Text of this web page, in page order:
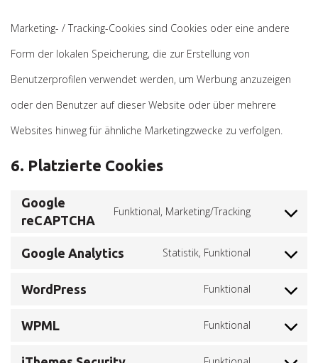
Marketing- / Tracking-Cookies sind Cookies oder eine andere
Form der lokalen Speicherung, die zur Erstellung von
Benutzerprofilen verwendet werden, um Werbung anzuzeigen
oder den Benutzer auf dieser Website oder über mehrere
Websites hinweg für ähnliche Marketingzwecke zu verfolgen.
6. Platzierte Cookies
Google
reCAPTCHA
Funktional, Marketing/Tracking
Consent
google-
recaptcha
Google Analytics Statistik, Funktional
Consent
WordPress Funktional
Consent
WPML Funktional
Consent